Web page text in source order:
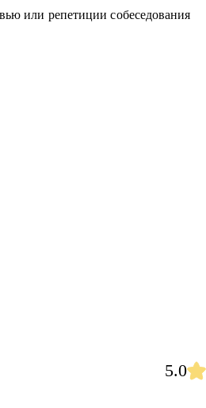
или репетиции собеседования
5.0